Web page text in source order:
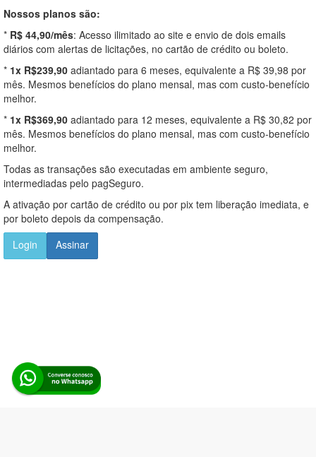
Nossos planos são:
* R$ 44,90/mês: Acesso ilimitado ao site e envio de dois emails
diários com alertas de licitações, no cartão de crédito ou boleto.
* 1x R$239,90 adiantado para 6 meses, equivalente a R$ 39,98 por
mês. Mesmos benefícios do plano mensal, mas com custo-benefício
melhor.
* 1x R$369,90 adiantado para 12 meses, equivalente a R$ 30,82 por
mês. Mesmos benefícios do plano mensal, mas com custo-benefício
melhor.
Todas as transações são executadas em ambiente seguro,
intermediadas pelo pagSeguro.
A ativação por cartão de crédito ou por pix tem liberação imediata, e
por boleto depois da compensação.
Login
Assinar